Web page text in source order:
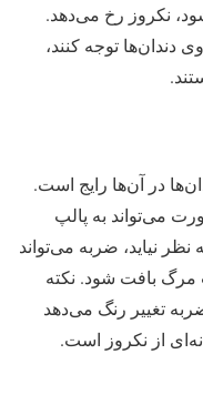
نکروز رخ می‌دهد.
دندان‌ها توجه کنند،
در آن‌ها رایج است.
می‌تواند به پالپ
نیاید، ضربه می‌تواند
مرگ بافت شود. نکته
تغییر رنگ می‌دهد
از نکروز است.